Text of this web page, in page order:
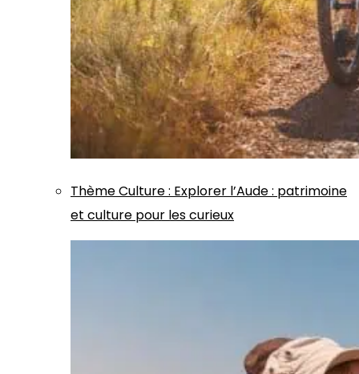
ThèmeCulture: Explorer l’Aude : patrimoine
et culture pour les curieux